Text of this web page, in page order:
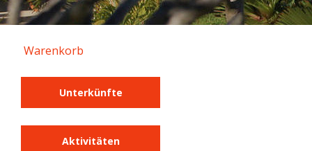
Warenkorb
Unterkünfte
Aktivitäten